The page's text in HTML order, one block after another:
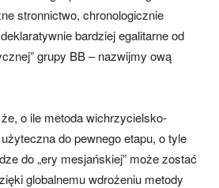
stronnictwo, chronologicznie
bardziej egalitarne od
grupy BB – nazwijmy ową
o ile metoda wichrzycielsko-
do pewnego etapu, o tyle
do „ery mesjańskiej” może zostać
globalnemu wdrożeniu metody